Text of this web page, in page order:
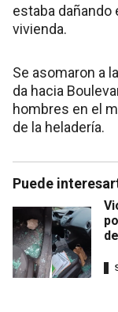
estaba
vivienda.
Se asomaron a
da hacia
hombres en el
de la heladería.
Puede